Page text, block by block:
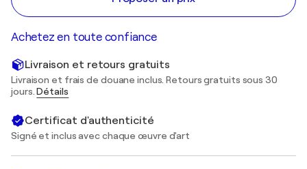
Achetez en toute confiance
Livraison et retours gratuits
Livraison et frais de douane inclus. Retours gratuits sous 30
jours.Détails
Certificat d'authenticité
Signé et inclus avec chaque œuvre d'art